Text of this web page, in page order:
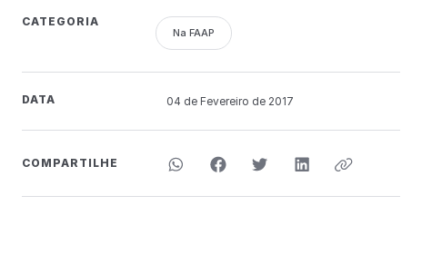
CATEGORIA
Na FAAP
DATA 04 de Fevereiro de 2017
COMPARTILHE